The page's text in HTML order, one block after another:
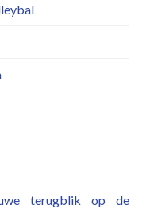
terugblik op de